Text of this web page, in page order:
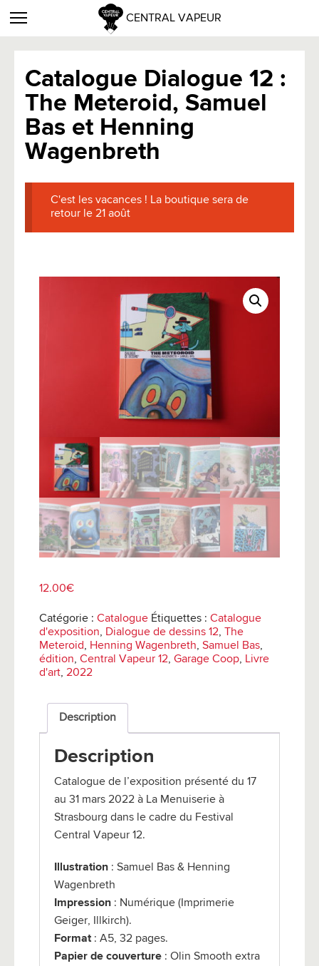
CENTRAL VAPEUR
Catalogue Dialogue 12 :
The Meteroid, Samuel
Bas et Henning
Wagenbreth
C'est les vacances ! La boutique sera de
retour le 21 août
12.00€
Catégorie : Catalogue Étiquettes : Catalogue
d'exposition, Dialogue de dessins 12, The
Meteroid, Henning Wagenbreth, Samuel Bas,
édition, Central Vapeur 12, Garage Coop, Livre
d'art, 2022
Description
Description
Catalogue de l’exposition présenté du 17
au 31 mars 2022 à La Menuiserie à
Strasbourg dans le cadre du Festival
Central Vapeur 12.
Illustration : Samuel Bas & Henning
Wagenbreth
Impression : Numérique (Imprimerie
Geiger, Illkirch).
Format: A5, 32 pages.
Papier de couverture : Olin Smooth extra